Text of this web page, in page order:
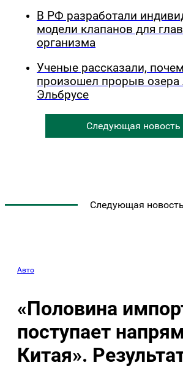
В РФ разработали
модели клапанов для
организма
Ученые рассказали,
произошел прорыв озера
Эльбрусе
Следующая новость
Следующая новость
Авто
«Половина
поступает
Китая».